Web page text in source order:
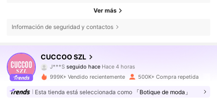
Ver más
Información de seguridad y contactos
CUCCOO SZL
J***Sseguido hace
d***3 está navegando
4,86
896K Seguidores
999K+ Vendido recientemente 500K+ Compra repetida
Esta tienda está seleccionada como 「Botique de moda」